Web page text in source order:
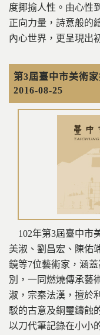
度揶揄人性。由心性
正向力量，詩意般的
內心世界，更呈現出
第3屆臺中市美術
2016-08-25
102年第3屆臺中市
美淑、劉昌宏、陳佑
鏡等7位藝術家，涵
別，一同燃燒傳承
淑，宗秦法漢，擅於
駁的古意及銅璽鑄蝕
以刀代筆記錄在小小